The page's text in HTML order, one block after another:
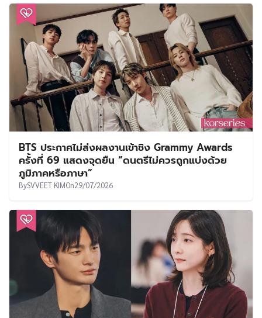
BTS ประกาศไม่ส่งผลงานเข้าชิง Grammy Awards
ครั้งที่ 69 แสดงจุดยืน “ดนตรีไม่ควรถูกแบ่งด้วย
ภูมิภาคหรือภาษา”
BySVVEET KIMOn29/07/2026